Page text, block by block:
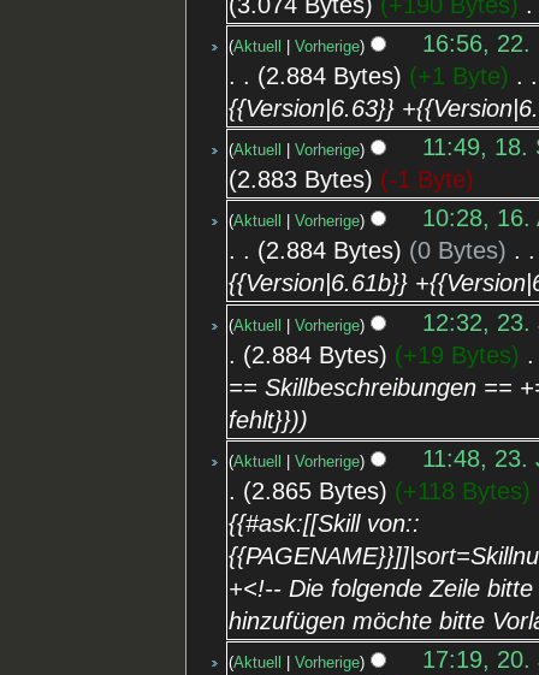
Aktuell Vorherige
16:56, 22.
2.884 Bytes
+1 Byte
{{Version|6.63}}
Aktuell Vorherige
11:49, 18.
2.883 Bytes
-1 Byte
Aktuell Vorherige
10:28, 16.
2.884 Bytes
0 Bytes
{{Version|6.61b}}
Aktuell Vorherige
12:32, 23.
2.884 Bytes
+19 Bytes
== Skillbeschreibungen ==
fehlt}})
Aktuell Vorherige
11:48, 23.
2.865 Bytes
+118 Bytes
{{#ask:[[Skill von::
+<!-- Die folgende Zeile
hinzufügen möchte bitte
Aktuell Vorherige
17:19, 20.